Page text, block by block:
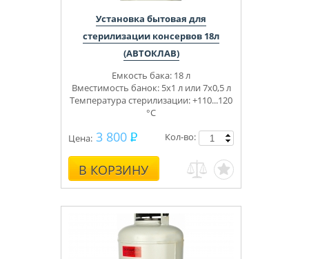
Установка бытовая для
стерилизации консервов 18л
(АВТОКЛАВ)
Емкость бака: 18 л
Вместимость банок: 5х1 л или 7х0,5 л
Температура стерилизации: +110...120
°С
Цена: 3 800
В КОРЗИНУ
Кол-во: